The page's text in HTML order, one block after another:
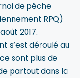
de pêche
RPQ)
2017.
s’est déroulé au
sont plus de
partout dans la